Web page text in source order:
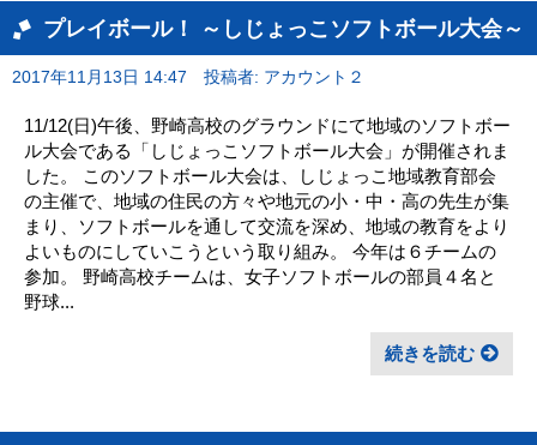
プレイボール！ ～しじょっこソフトボール大会～
2017年11月13日 14:47 投稿者: アカウント２
11/12(日)午後、野崎高校のグラウンドにて地域のソフトボー
ル大会である「しじょっこソフトボール大会」が開催されま
した。 このソフトボール大会は、しじょっこ地域教育部会
の主催で、地域の住民の方々や地元の小・中・高の先生が集
まり、ソフトボールを通して交流を深め、地域の教育をより
よいものにしていこうという取り組み。 今年は６チームの
参加。 野崎高校チームは、女子ソフトボールの部員４名と
野球...
続きを読む